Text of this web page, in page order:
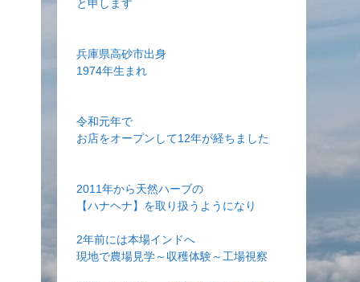
と申します
兵庫県高砂市出身
1974年生まれ
令和元年で
お店をオープンして12年が経ちました
2011年から天然ハーブの
【ハナヘナ】を取り扱うようになり
2年前には本場インドへ
現地で農場見学～収穫体験～工場視察